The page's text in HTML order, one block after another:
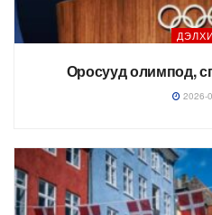
Оросууд олимпод,
2026-